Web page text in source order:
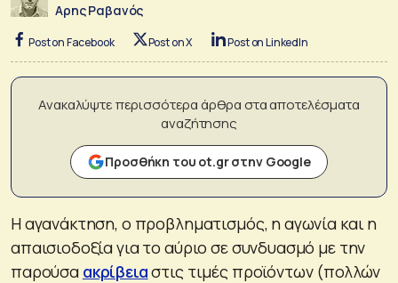
Αρης Ραβανός
Post on Facebook Post on X Post on LinkedIn
Ανακαλύψτε περισσότερα άρθρα στα αποτελέσματα
αναζήτησης
Προσθήκη του ot.gr στην Google
Η αγανάκτηση, ο προβληματισμός, η αγωνία και η
απαισιοδοξία για το αύριο σε συνδυασμό με την
παρούσα ακρίβειαστις τιμές προϊόντων (πολλών